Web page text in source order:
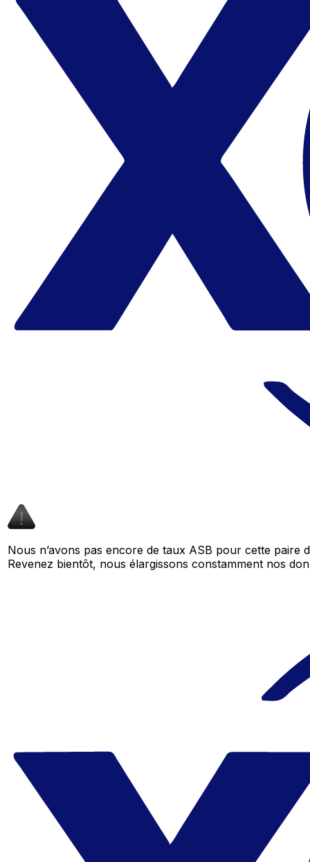
Nous n’avons pas encore de taux ASB pour cette
Revenez bientôt, nous élargissons constamment nos